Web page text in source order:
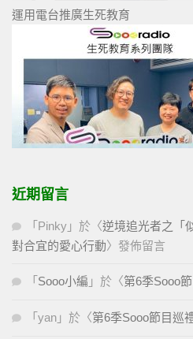
運用電台推廣生死教育
近期留言
「 Pinky 」於〈逆境追光者之「
對合宜的愛心行動〉發佈留言
「 Sooo小編 」於〈第6季Sooo
「 yan 」於〈第6季Sooo節目巡